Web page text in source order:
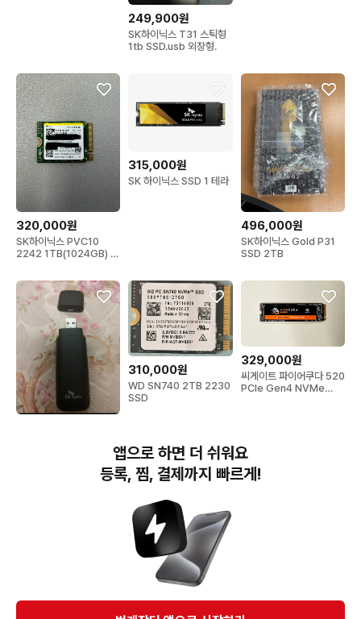
249,900원
SK하이닉스 T31 스틱형
1tb SSD.usb 외장형.
320,000원
SK하이닉스 PVC10
2242 1TB(1024GB) 미
315,000원
SK 하이닉스 SSD 1 테라
496,000원
SK하이닉스 Gold P31
SSD 2TB
310,000원
WD SN740 2TB 2230
SSD
329,000원
씨게이트 파이어쿠다 520
PCIe Gen4 NVMe
번개장터(주) 사업자정보, 이용약관 및 기타 법적고지
번개장터㈜는 통신판매중개자이며, 통신판매의 당사자가 아닙니다. 전자상거래 등에서의
소비자보호에 관한 법률 등 관련 법령 및 번개장터㈜의 약관에 따라 상품, 상품정보, 거래에 관한 책임은
개별 판매자에게 귀속하고, 번개장터㈜는 원칙적으로 회원간 거래에 대하여 책임을 지지 않습니다.
다만, 번개장터㈜가 직접 판매하는 상품에 대한 책임은 번개장터㈜에게 귀속합니다.
앱으로 하면 더 쉬워요
등록, 찜, 결제까지 빠르게!